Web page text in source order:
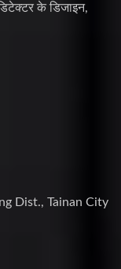
के डिजाइन,
Dist., Tainan City